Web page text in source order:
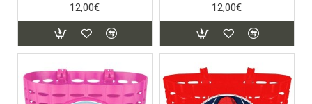
12,00€
12,00€